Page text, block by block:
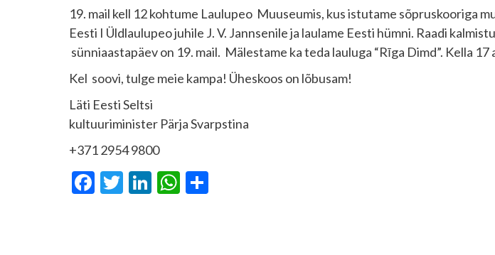
19. mail kell 12 kohtume Laulupeo Muuseumis, kus istutame sõpruskooriga
Eesti I Üldlaulupeo juhile J. V. Jannsenile ja laulame Eesti hümni. Raadi
sünniaastapäev on 19. mail. Mälestame ka teda lauluga “Rīga Dimd”. Kella
Kel soovi, tulge meie kampa! Üheskoos on lõbusam!
Läti Eesti Seltsi
kultuuriminister Pärja Svarpstina
+371 2954 9800
Facebook
Twitter
LinkedIn
WhatsApp